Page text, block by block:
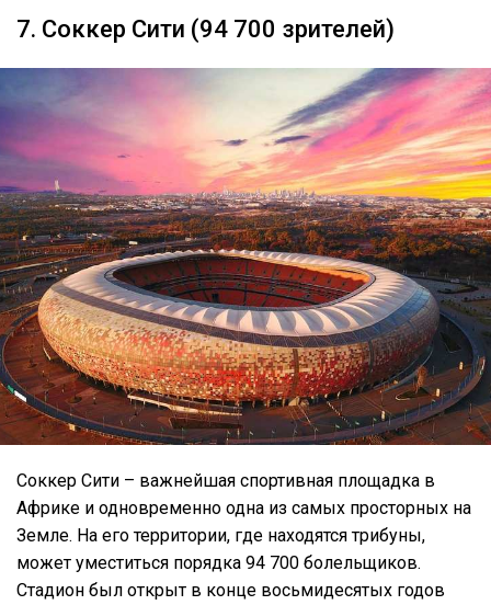
7. Соккер Сити (94 700 зрителей)
Соккер Сити – важнейшая спортивная площадка в
Африке и одновременно одна из самых просторных на
Земле. На его территории, где находятся трибуны,
может уместиться порядка 94 700 болельщиков.
Стадион был открыт в конце восьмидесятых годов